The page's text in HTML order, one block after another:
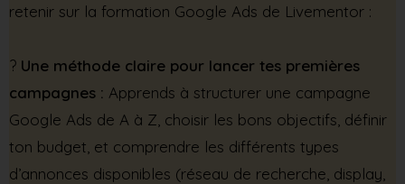
retenir sur la formation Google Ads de Livementor :
? Une méthode claire pour lancer tes premières
campagnes : Apprends à structurer une campagne
Google Ads de A à Z, choisir les bons objectifs, définir
ton budget, et comprendre les différents types
d’annonces disponibles (réseau de recherche, display,